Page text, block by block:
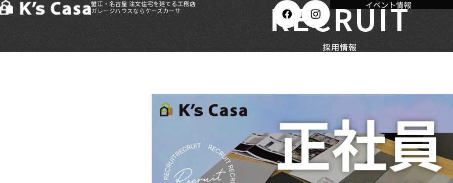
蟹江・名古屋 注文住宅を建てる工務店
ガレージハウスならケーズカーサ
イベント情報
RECRUIT
採用情報
HOME > 採用情報 中途採用情報